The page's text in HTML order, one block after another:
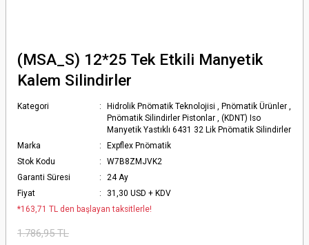
(MSA_S) 12*25 Tek Etkili Manyetik
Kalem Silindirler
Kategori Hidrolik Pnömatik Teknolojisi , Pnömatik Ürünler ,
Pnömatik Silindirler Pistonlar ,(KDNT) Iso
Manyetik Yastıklı 6431 32 Lik Pnömatik Silindirler
Marka
Expflex Pnömatik
Stok Kodu
W7B8ZMJVK2
Garanti Süresi
24 Ay
Fiyat
31,30 USD + KDV
*163,71 TL den başlayan taksitlerle!
1.786,95 TL